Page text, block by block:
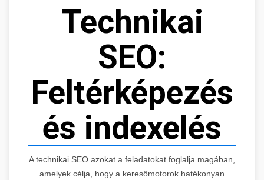
Technikai
SEO:
Feltérképezés
és indexelés
A technikai SEO azokat a feladatokat foglalja magában,
amelyek célja, hogy a keresőmotorok hatékonyan